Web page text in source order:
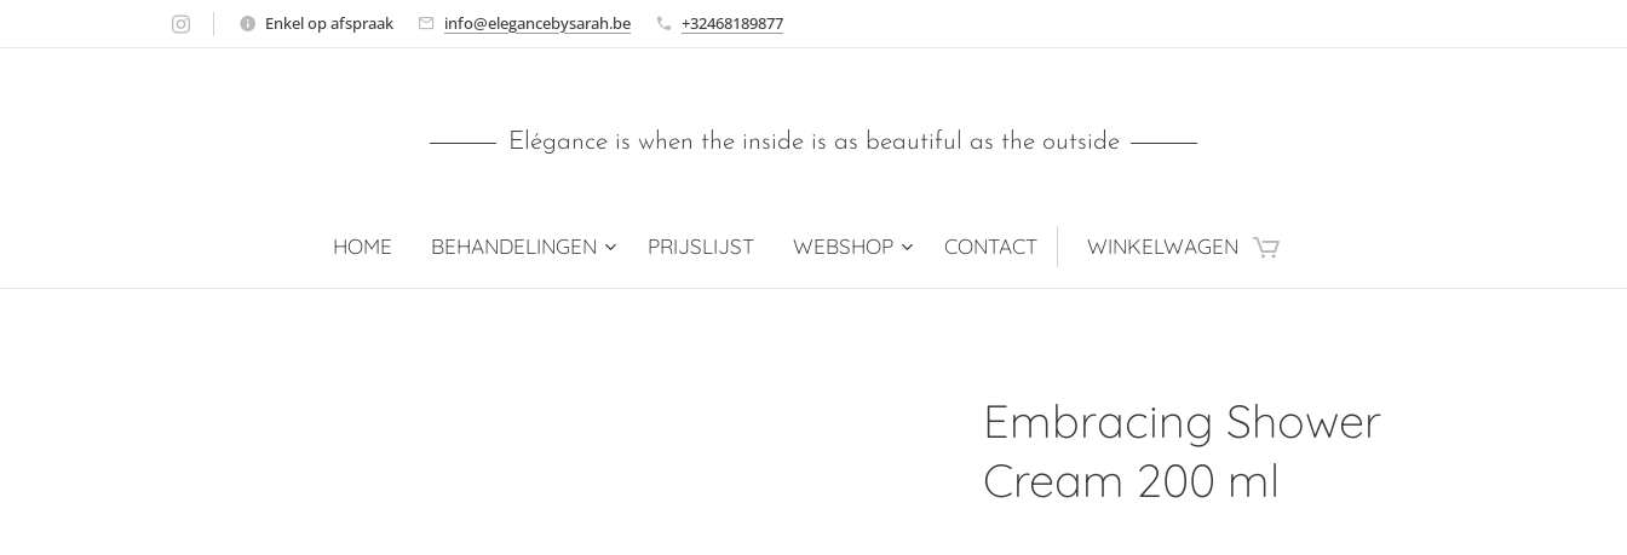
Enkel op afspraak info@elegancebysarah.be +32468189877
Elégance is when the inside is as beautiful as the outside
HOME BEHANDELINGEN PRIJSLIJST WEBSHOP CONTACT WINKELWAGEN
Embracing Shower
Cream 200 ml